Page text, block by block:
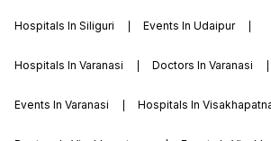
Hospitals In Siliguri Events In Udaipur
Hospitals In Varanasi Doctors In Varanasi
Events In Varanasi Hospitals In